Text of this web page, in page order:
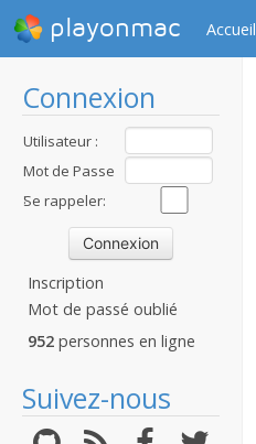
playonmac Accueil
Connexion
Utilisateur :
Mot de Passe
:Se rappeler:
Inscription
Mot de passé oublié
952 personnes en ligne
Suivez-nous